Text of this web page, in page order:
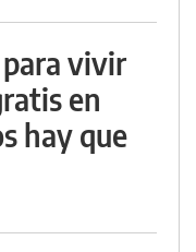
vivir
en
hay que